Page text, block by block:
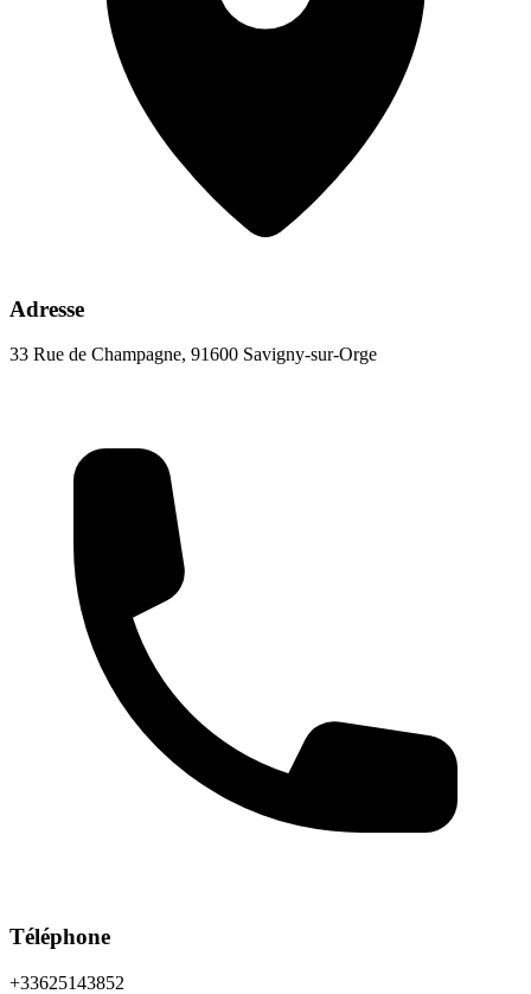
Adresse
33 Rue de Champagne, 91600 Savigny-sur-Orge
Téléphone
+33625143852